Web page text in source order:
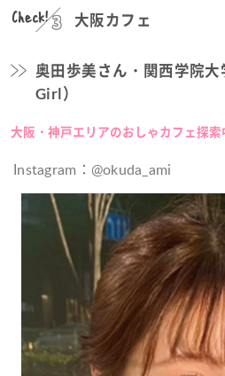
Check! 大阪カフェ
奥田歩美さん・関西学院
Girl）
大阪・神戸エリアのおしゃカフェ探索
Instagram：@okuda_ami